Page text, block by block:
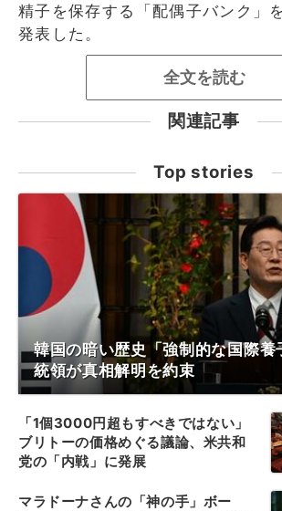
精子を保存する「配偶子バンク」
発表した。
全文を読む
関連記事
Top stories
韓国の暗い歴史「強制的な国際養
統領が真相解明を約束
「1個3000円超もすべきではない」
ブリトーの価格めぐる議論、米共和
党の「内戦」に発展
マラドーナさんの「神の手」ボー